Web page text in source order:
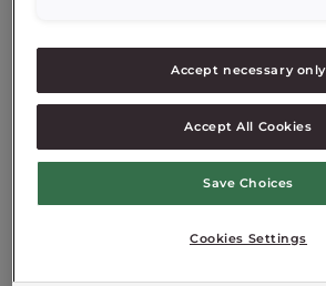
Technische Daten
Zusatzoptionen
Accept necessary only
Accept All Cookies
Save Choices
Cookies Settings